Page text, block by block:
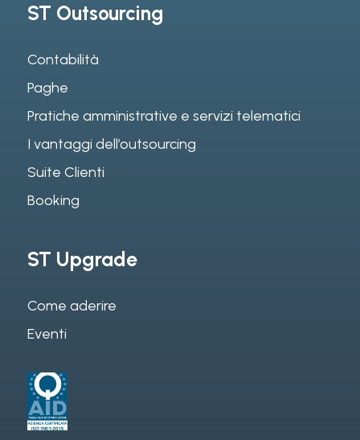
ST Outsourcing
Contabilità
Paghe
Pratiche amministrative e servizi telematici
I vantaggi dell’outsourcing
Suite Clienti
Booking
ST Upgrade
Come aderire
Eventi